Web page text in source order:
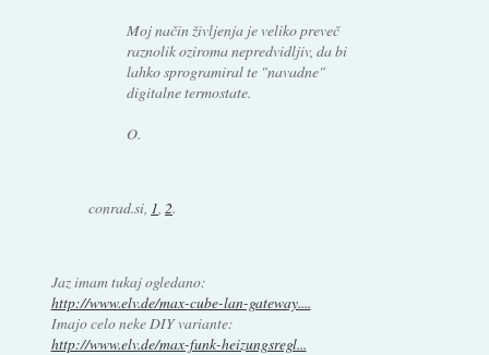
Moj način življenja je veliko preveč
raznolik oziroma nepredvidljiv, da bi
lahko sprogramiral te "navadne"
digitalne termostate.
O.
conrad.si, 1 2.
Jaz imam tukaj ogledano:
http://www.elv.de/max-cube-lan-gateway....
Imajo celo neke DIY variante:
http://www.elv.de/max-funk-heizungsregl...